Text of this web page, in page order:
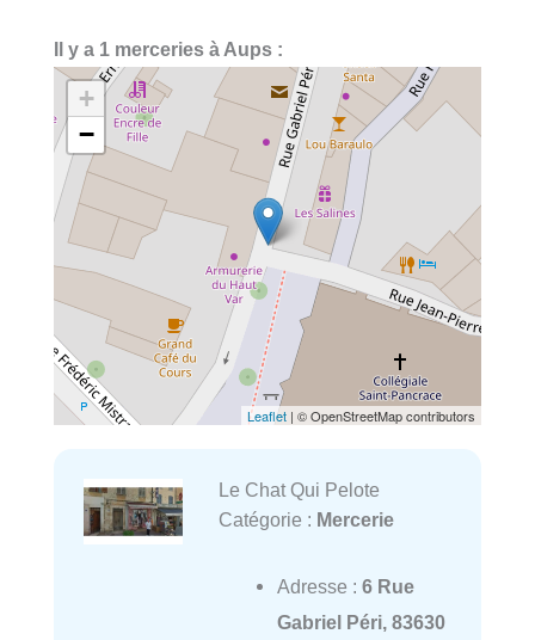
Il y a 1 merceries à Aups :
+
−
Leaflet | © OpenStreetMap contributors
Le Chat Qui Pelote
Catégorie : Mercerie
Adresse : 6 Rue
Gabriel Péri, 83630